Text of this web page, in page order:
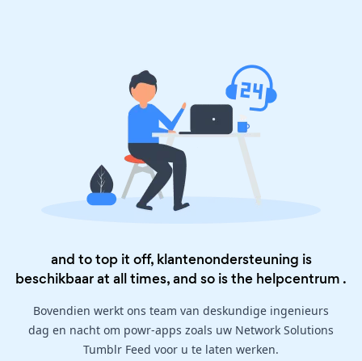
and to top it off, klantenondersteuning is
beschikbaar at all times, and so is the helpcentrum .
Bovendien werkt ons team van deskundige ingenieurs
dag en nacht om powr-apps zoals uw Network Solutions
Tumblr Feed voor u te laten werken.